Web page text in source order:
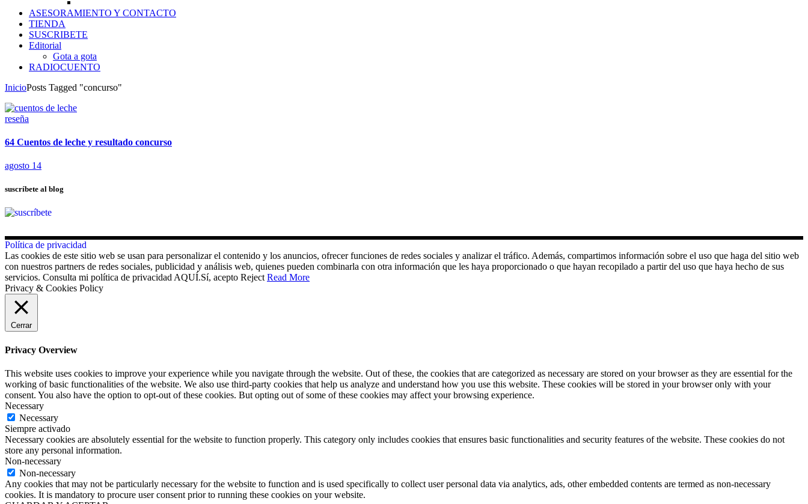
ASESORAMIENTO Y CONTACTO
TIENDA
SUSCRIBETE
Editorial
Gota a gota
RADIOCUENTO
InicioPosts Tagged "concurso"
reseña
64 Cuentos de leche y resultado concurso
agosto 14
suscríbete al blog
Política de privacidad
Las cookies de este sitio web se usan para personalizar el contenido y los anuncios, ofrecer funciones de redes sociales y analizar el tráfico. Además, compartimos información sobre el uso que haga del sitio web
con nuestros partners de redes sociales, publicidad y análisis web, quienes pueden combinarla con otra información que les haya proporcionado o que hayan recopilado a partir del uso que haya hecho de sus
servicios. Consulta mi política de privacidad AQUÍ.Sí, acepto Reject Read More
Privacy & Cookies Policy
Cerrar
Privacy Overview
This website uses cookies to improve your experience while you navigate through the website. Out of these, the cookies that are categorized as necessary are stored on your browser as they are essential for the
working of basic functionalities of the website. We also use third-party cookies that help us analyze and understand how you use this website. These cookies will be stored in your browser only with your
consent. You also have the option to opt-out of these cookies. But opting out of some of these cookies may affect your browsing experience.
Necessary
Necessary
Siempre activado
Necessary cookies are absolutely essential for the website to function properly. This category only includes cookies that ensures basic functionalities and security features of the website. These cookies do not
store any personal information.
Non-necessary
Non-necessary
Any cookies that may not be particularly necessary for the website to function and is used specifically to collect user personal data via analytics, ads, other embedded contents are termed as non-necessary
cookies. It is mandatory to procure user consent prior to running these cookies on your website.